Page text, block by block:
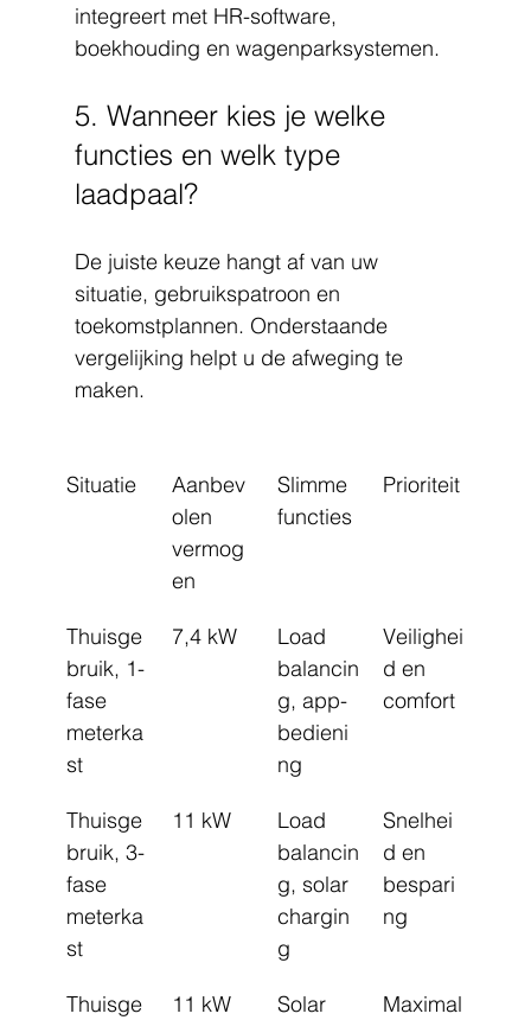
integreert met HR-software,
boekhouding en wagenparksystemen.
5. Wanneer kies je welke
functies en welk type
laadpaal?
De juiste keuze hangt af van uw
situatie, gebruikspatroon en
toekomstplannen. Onderstaande
vergelijking helpt u de afweging te
maken.
Situatie
Aanbev
olen
vermog
en
Slimme
functies
Prioriteit
Thuisge
bruik, 1-
fase
meterka
st
7,4 kW
Load
balancin
g, app-
bedieni
ng
Veilighei
d en
comfort
Thuisge
bruik, 3-
fase
meterka
st
11 kW
Load
balancin
g, solar
chargin
g
Snelhei
d en
bespari
ng
Thuisge
11 kW
Solar
Maximal